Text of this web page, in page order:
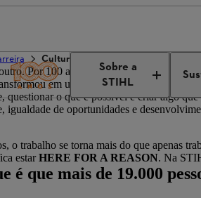
Sobre a
STIHL
Cultura e benefícios
Por 100 anos, nossa história tem sido
em uma comunidade global,
questionar o que é possível e criar algo
igualdade de oportunidades e
o trabalho se torna mais do que apenas
estarHERE FOR A REASON. Na
que mais de 19.000